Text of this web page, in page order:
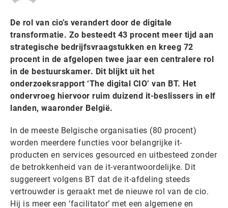
De rol van cio’s verandert door de digitale
transformatie. Zo besteedt 43 procent meer tijd aan
strategische bedrijfsvraagstukken en kreeg 72
procent in de afgelopen twee jaar een centralere rol
in de bestuurskamer. Dit blijkt uit het
onderzoeksrapport ‘The digital CIO’ van BT. Het
ondervroeg hiervoor ruim duizend it-beslissers in elf
landen, waaronder België.
In de meeste Belgische organisaties (80 procent)
worden meerdere functies voor belangrijke it-
producten en services gesourced en uitbesteed zonder
de betrokkenheid van de it-verantwoordelijke. Dit
suggereert volgens BT dat de it-afdeling steeds
vertrouwder is geraakt met de nieuwe rol van de cio.
Hij is meer een ‘facilitator’ met een algemene en